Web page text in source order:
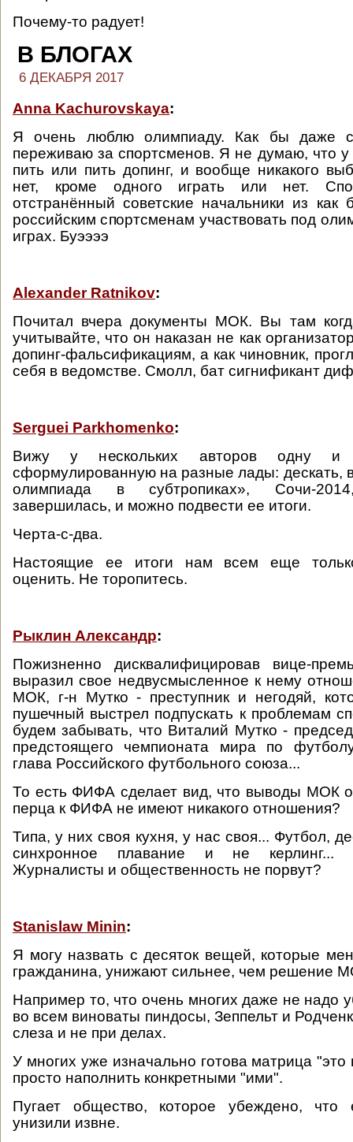
Почему-то радует!
В БЛОГАХ
6 ДЕКАБРЯ 2017
Anna Kachurovskaya:
Я очень люблю олимпиаду. Как бы даже
переживаю за спортсменов. Я не думаю, что у
пить или пить допинг, и вообще никакого
нет, кроме одного играть или нет.
отстранённый советские начальники из как
российским спортсменам участвовать под
играх. Буээээ
Alexander Ratnikov:
Почитал вчера документы МОК. Вы там
учитывайте, что он наказан не как
допинг-фальсификациям, а как чиновник,
себя в ведомстве. Смолл, бат сигнификант
Serguei Parkhomenko:
Вижу у нескольких авторов одну
сформулированную на разные лады: дескать,
олимпиада в субтропиках», Сочи-
завершилась, и можно подвести ее итоги.
Черта-с-два.
Настоящие ее итоги нам всем еще
оценить. Не торопитесь.
Рыклин Александр:
Пожизненно дисквалифицировав вице-
выразил свое недвусмысленное к нему
МОК, г-н Мутко - преступник и негодяй,
пушечный выстрел подпускать к проблемам
будем забывать, что Виталий Мутко -
предстоящего чемпионата мира по
глава Российского футбольного союза...
То есть ФИФА сделает вид, что выводы МОК
перца к ФИФА не имеют никакого отношения?
Типа, у них своя кухня, у нас своя... Футбол,
синхронное плавание и не керлинг...
Журналисты и общественность не порвут?
Stanislaw Minin:
Я могу назвать с десяток вещей, которые
гражданина, унижают сильнее, чем решение
Например то, что очень многих даже не надо
во всем виноваты пиндосы, Зеппельт и
слеза и не при делах.
У многих уже изначально готова матрица
просто наполнить конкретными "ими".
Пугает общество, которое убеждено,
унизили извне.